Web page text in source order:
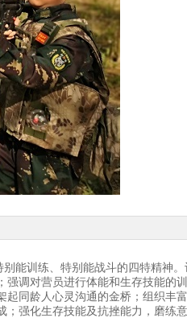
能训练、特别能战斗的四特精神
调对营员进行体能和生存技能的
同龄人心灵沟通的金桥；组织丰
强化生存技能及抗挫能力，磨练